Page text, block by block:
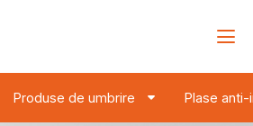
Produse de umbrire Plase